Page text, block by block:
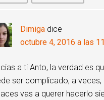
Comentario
Dimiga dice
octubre 4, 2016 a las
a ti Anto, la verdad es
ser complicado, a veces,
vas a querer hacerlo